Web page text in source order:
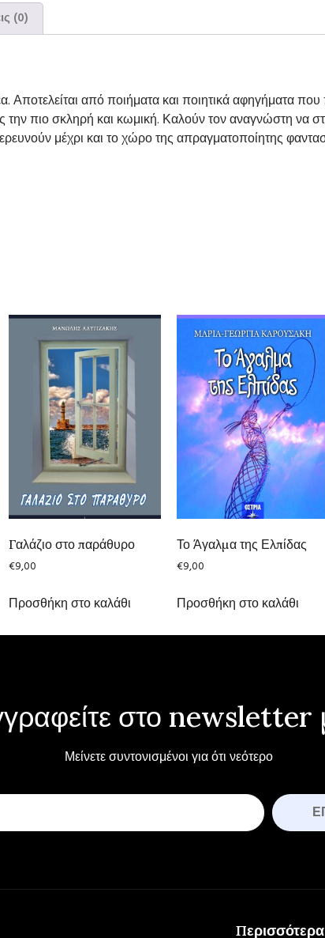
(0)
Αποτελείται από ποιήματα και ποιητικά αφηγήματα
πιο σκληρή και κωμική. Καλούν τον αναγνώστη να
μέχρι και το χώρο της απραγματοποίητης
Γαλάζιο στο παράθυρο
€9,00
Προσθήκη στο καλάθι
Το Άγαλμα της Ελπίδας
€9,00
Προσθήκη στο καλάθι
στο newsletter
Μείνετε συντονισμένοι για ότι νεότερο
Περισσότερα